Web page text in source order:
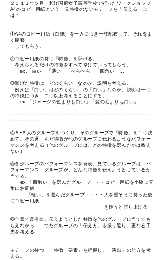
２０１３年５月 和洋国府女子高等学校で行ったワークショップ
A4のコピー用紙という一見特徴のないモチーフを「伝える」に
は？
①A4のコピー用紙（白紙）を一人につき一枚配布して、それをよ
く観察
してもらう。
②コピー用紙の持つ「特徴」を挙げる。
考えられるだけの特徴をすべて挙げていってもらう。
ex.「白い」「薄い」「ぺらぺら」「四角い」…
③挙げた特徴は「どのくらい」なのか、説明を考える。
例えば「白い」はどのくらい の「白い」なのか。説明は一つ
の特徴につき 二つ以上考えることにする。
ex.「ジャージの色よりも白い」「髪の毛よりも白い」
ーーーーーーーーーーーーーーーーーーーーーーーーーーーーー
ーーーーーー
④５•６人のグループをつくり、そのグループで「特徴」を１つ決
めて、その選 んだ特徴が他のグループに伝わるようなパフォー
マンスを考える（他のグループには、どの特徴を選んだかは教え
ない）
⑤各グループのパフォーマンスを発表。見ているグループは、パ
フォーマンス グループが、どんな特徴を伝えようとしているか
当てる。
ex.「四角い」を選んだグループ・・・コピー用紙を小脇に直
角にお辞儀
「軽い」を選んだグループ・・・・人を重そうに持った後
にコピー用紙
を軽々と持ち上げる
⑥全員で反省会。伝えようとした特徴を他のグループに当てても
らえなかっ つたグループの「伝え方」を振り返り、更なる工
夫を考える
モチーフの持つ、「特徴・要素」を把握し、「演出」の仕方を考
える。